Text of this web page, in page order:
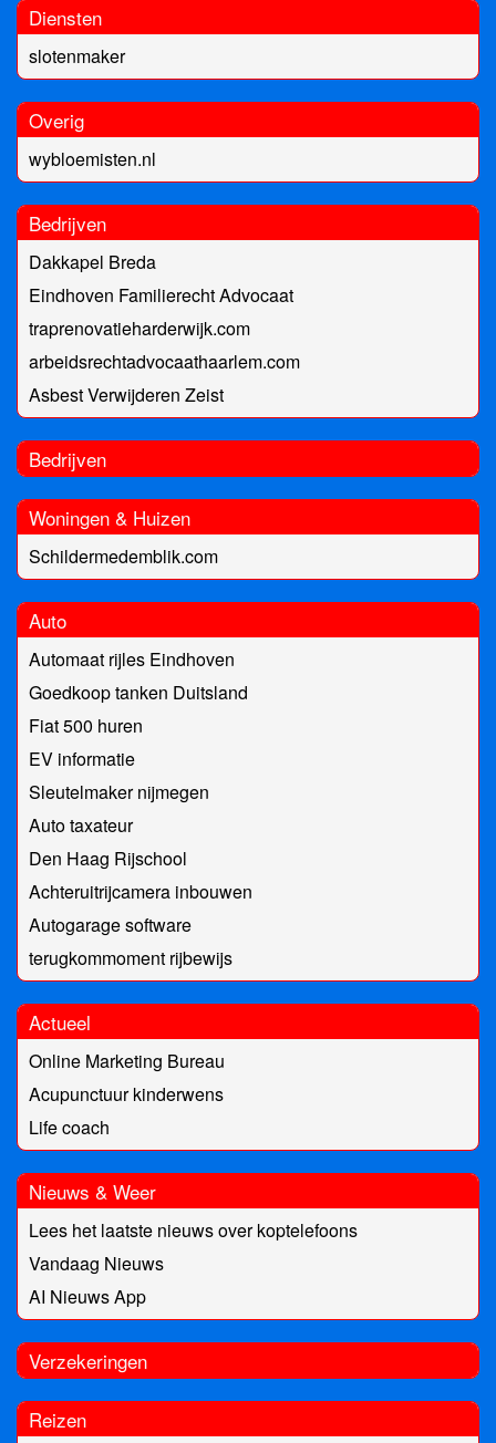
Diensten
slotenmaker
Overig
wybloemisten.nl
Bedrijven
Dakkapel Breda
Eindhoven Familierecht Advocaat
traprenovatieharderwijk.com
arbeidsrechtadvocaathaarlem.com
Asbest Verwijderen Zeist
Bedrijven
Woningen & Huizen
Schildermedemblik.com
Auto
Automaat rijles Eindhoven
Goedkoop tanken Duitsland
Fiat 500 huren
EV informatie
Sleutelmaker nijmegen
Auto taxateur
Den Haag Rijschool
Achteruitrijcamera inbouwen
Autogarage software
terugkommoment rijbewijs
Actueel
Online Marketing Bureau
Acupunctuur kinderwens
Life coach
Nieuws & Weer
Lees het laatste nieuws over koptelefoons
Vandaag Nieuws
AI Nieuws App
Verzekeringen
Reizen